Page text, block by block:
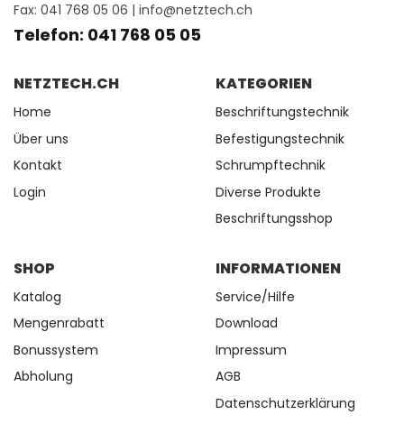
Fax: 041 768 05 06 | info@netztech.ch
Telefon: 041 768 05 05
NETZTECH.CH
Home
Über uns
Kontakt
Login
KATEGORIEN
Beschriftungstechnik
Befestigungstechnik
Schrumpftechnik
Diverse Produkte
Beschriftungsshop
SHOP
Katalog
Mengenrabatt
Bonussystem
Abholung
INFORMATIONEN
Service/Hilfe
Download
Impressum
AGB
Datenschutzerklärung